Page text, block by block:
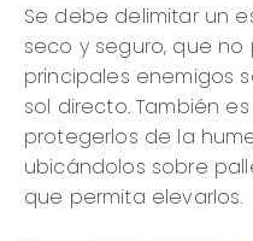
Se debe delimitar un
seco y seguro, que no
principales enemigos
sol directo. También
protegerlos de la
ubicándolos sobre
que permita elevarlos.